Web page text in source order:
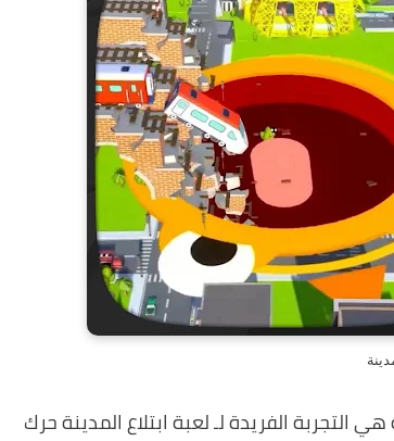
الفريدة لـ لعبة ابتلاع المدينة حرك